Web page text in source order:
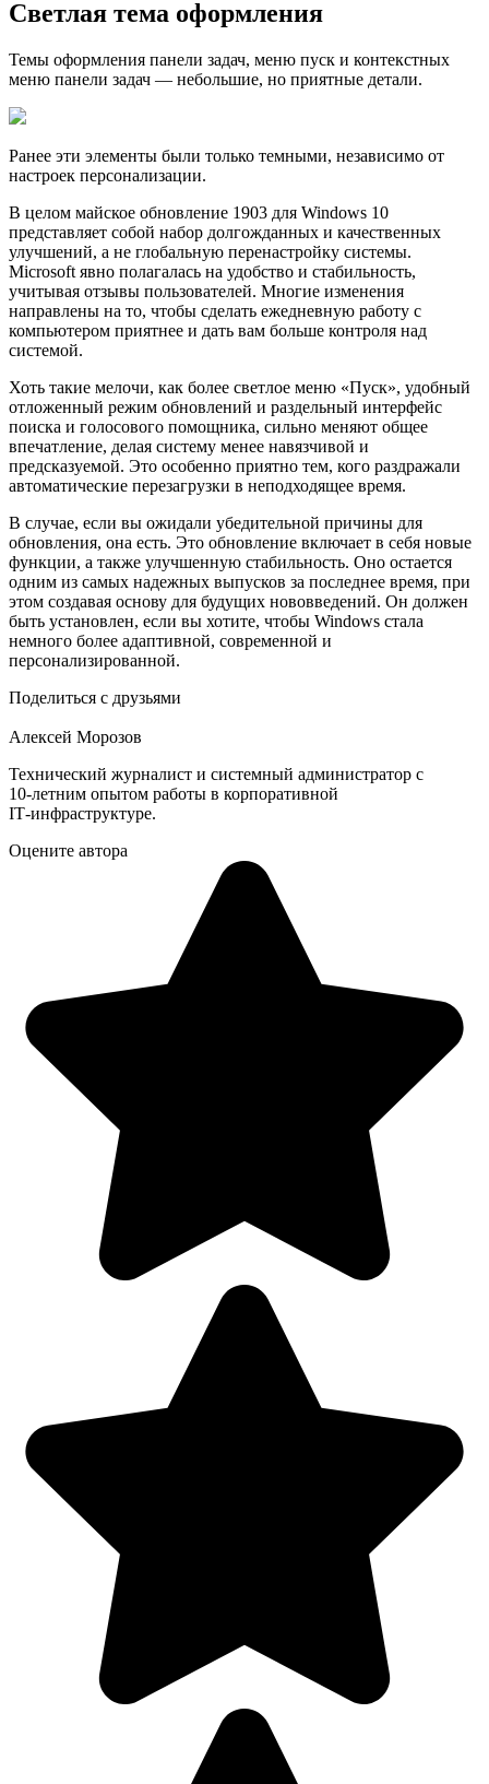
Светлая тема оформления
Темы оформления панели задач, меню пуск и контекстных
меню панели задач — небольшие, но приятные детали.
Ранее эти элементы были только темными, независимо от
настроек персонализации.
В целом майское обновление 1903 для Windows 10
представляет собой набор долгожданных и качественных
улучшений, а не глобальную перенастройку системы.
Microsoft явно полагалась на удобство и стабильность,
учитывая отзывы пользователей. Многие изменения
направлены на то, чтобы сделать ежедневную работу с
компьютером приятнее и дать вам больше контроля над
системой.
Хоть такие мелочи, как более светлое меню «Пуск», удобный
отложенный режим обновлений и раздельный интерфейс
поиска и голосового помощника, сильно меняют общее
впечатление, делая систему менее навязчивой и
предсказуемой. Это особенно приятно тем, кого раздражали
автоматические перезагрузки в неподходящее время.
В случае, если вы ожидали убедительной причины для
обновления, она есть. Это обновление включает в себя новые
функции, а также улучшенную стабильность. Оно остается
одним из самых надежных выпусков за последнее время, при
этом создавая основу для будущих нововведений. Он должен
быть установлен, если вы хотите, чтобы Windows стала
немного более адаптивной, современной и
персонализированной.
Поделиться с друзьями
Алексей Морозов
Технический журналист и системный администратор с
10‑летним опытом работы в корпоративной
IT‑инфраструктуре.
Оцените автора